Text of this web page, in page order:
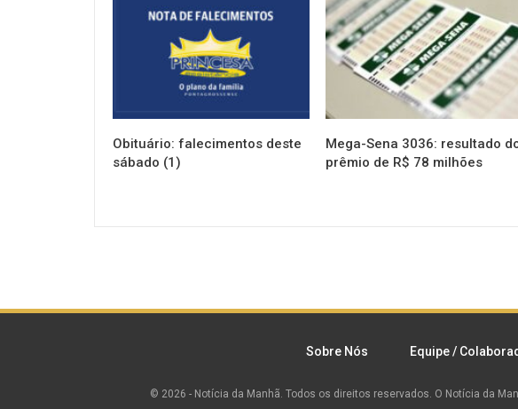
Obituário: falecimentos deste
sábado (1)
Mega-Sena 3036: resultado
prêmio de R$ 78 milhões
Sobre Nós Equipe /
© 2026 - Notícia da Manhã. Todos os direitos reservados. O Notícia da